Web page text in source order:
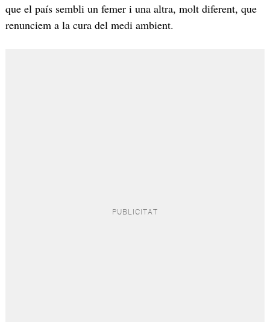
que el país sembli un femer i una altra, molt diferent, que
renunciem a la cura del medi ambient.